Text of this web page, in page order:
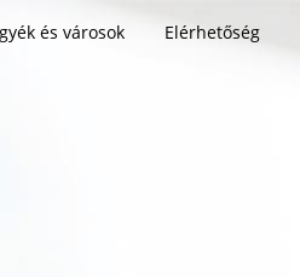
és városok Elérhetőség